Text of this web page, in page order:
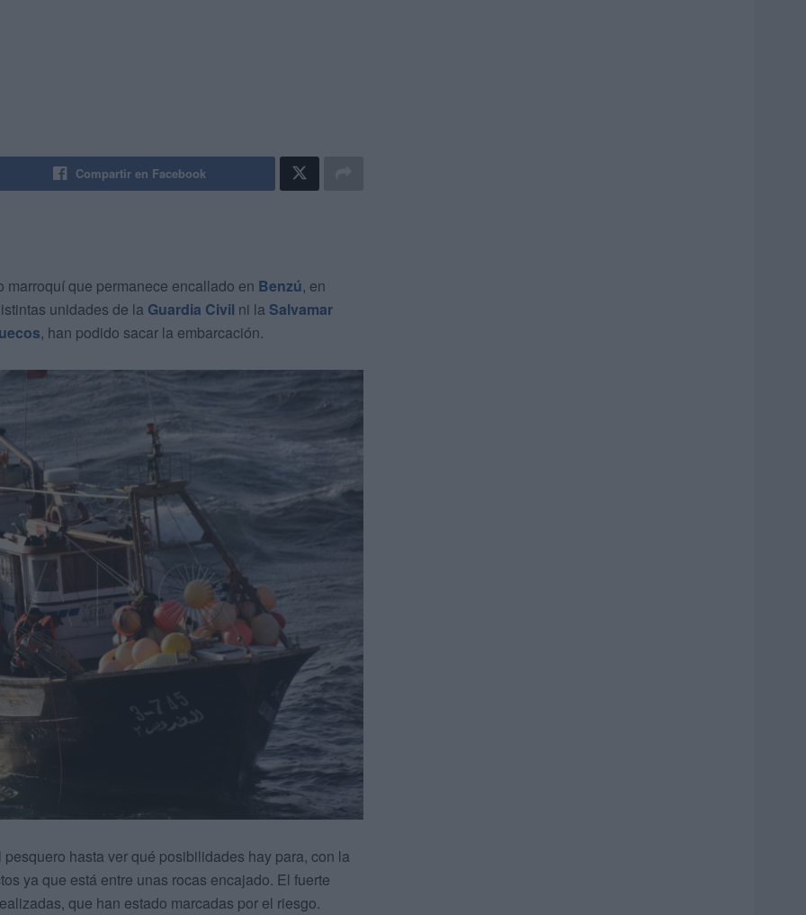
Compartir en Facebook
que permanece encallado en Benzú, en
unidades de la Guardia Civil ni la Salvamar
, han podido sacar la embarcación.
hasta ver qué posibilidades hay para, con la
ya que está entre unas rocas encajado. El fuerte
que han estado marcadas por el riesgo.